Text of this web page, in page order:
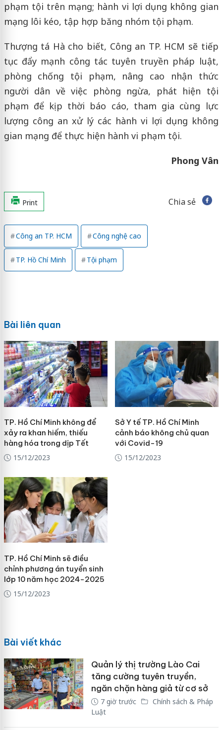
phạm tội trên mạng; hành vi lợi dụng không gian
mạng lôi kéo, tập hợp băng nhóm tội phạm.
Thượng tá Hà cho biết, Công an TP. HCM sẽ tiếp
tục đẩy mạnh công tác tuyên truyền pháp luật,
phòng chống tội phạm, nâng cao nhận thức
người dân về việc phòng ngừa, phát hiện tội
phạm để kịp thời báo cáo, tham gia cùng lực
lượng công an xử lý các hành vi lợi dụng không
gian mạng để thực hiện hành vi phạm tội.
Phong Vân
Print Chia sẻ
Công an TP. HCM Công nghệ cao
TP. Hồ Chí Minh Tội phạm
Bài liên quan
TP. Hồ Chí Minh không để
xảy ra khan hiếm, thiếu
hàng hóa trong dịp Tết
15/12/2023
Sở Y tế TP. Hồ Chí Minh
cảnh báo không chủ quan
với Covid-19
15/12/2023
TP. Hồ Chí Minh sẽ điều
chỉnh phương án tuyển sinh
lớp 10 năm học 2024-2025
15/12/2023
Bài viết khác
Quản lý thị trường Lào Cai
tăng cường tuyên truyền,
ngăn chặn hàng giả từ cơ sở
7 giờ trước
Chính sách & Pháp
Luật